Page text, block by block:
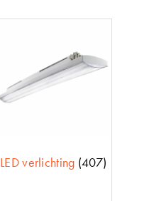
LED verlichting (407)